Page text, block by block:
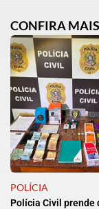
CONFIRA
POLÍCIA
Polícia Civil prende